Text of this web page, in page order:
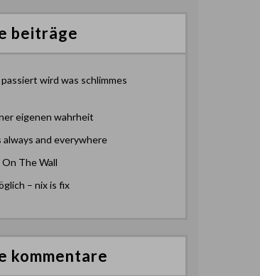
beiträge
wird was schlimmes
eigenen wahrheit
always and everywhere
The Wall
– nix is fix
kommentare